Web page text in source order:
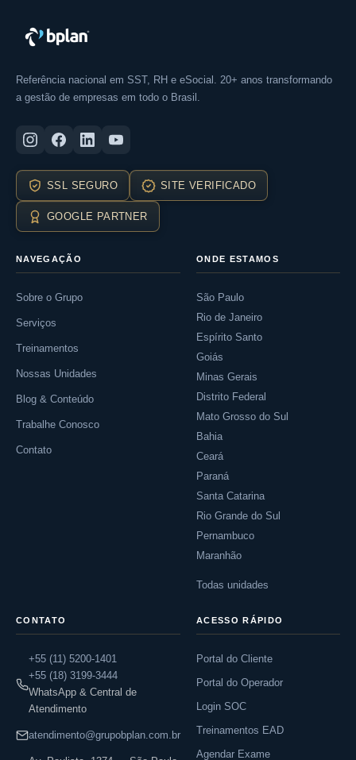
Referência nacional em SST, RH e eSocial. 20+ anos transformando
a gestão de empresas em todo o Brasil.
SSL SEGURO SITE VERIFICADO
GOOGLE PARTNER
NAVEGAÇÃO
Sobre o Grupo
Serviços
Treinamentos
Nossas Unidades
Blog & Conteúdo
Trabalhe Conosco
Contato
ONDE ESTAMOS
São Paulo
Rio de Janeiro
Espírito Santo
Goiás
Minas Gerais
Distrito Federal
Mato Grosso do Sul
Bahia
Ceará
Paraná
Santa Catarina
Rio Grande do Sul
Pernambuco
Maranhão
Todas unidades
CONTATO
+55 (11) 5200-1401
+55 (18) 3199-3444
WhatsApp & Central de
Atendimento
atendimento@grupobplan.com.br
ACESSO RÁPIDO
Portal do Cliente
Portal do Operador
Login SOC
Treinamentos EAD
Agendar Exame